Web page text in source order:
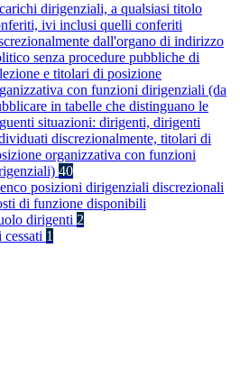
dirigenziali, a qualsiasi titolo
ivi inclusi quelli conferiti
dall'organo di indirizzo
senza procedure pubbliche di
e titolari di posizione
con funzioni dirigenziali (da
in tabelle che distinguano le
situazioni: dirigenti, dirigenti
discrezionalmente, titolari di
organizzativa con funzioni
40
posizioni dirigenziali discrezionali
di funzione disponibili
dirigenti 2
1